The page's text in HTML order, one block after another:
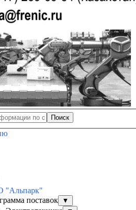
Поиск
"Альпарк"
поставок
▼